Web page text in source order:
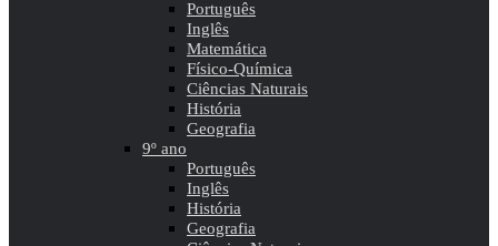
Português
Inglês
Matemática
Físico-Química
Ciências Naturais
História
Geografia
9º ano
Português
Inglês
História
Geografia